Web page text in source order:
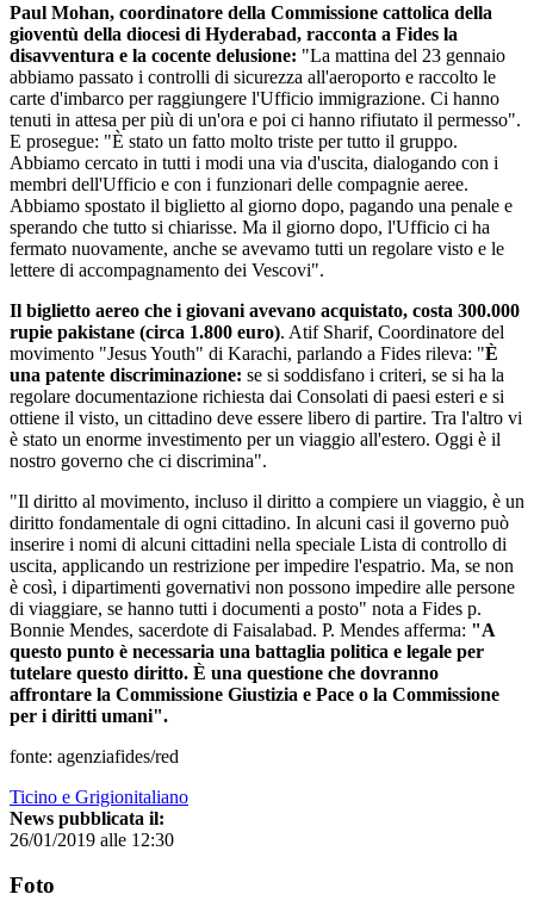
Paul Mohan, coordinatore della Commissione cattolica della
gioventù della diocesi di Hyderabad, racconta a Fides la
disavventura e la cocente delusione: "La mattina del 23 gennaio
abbiamo passato i controlli di sicurezza all'aeroporto e raccolto le
carte d'imbarco per raggiungere l'Ufficio immigrazione. Ci hanno
tenuti in attesa per più di un'ora e poi ci hanno rifiutato il permesso".
E prosegue: "È stato un fatto molto triste per tutto il gruppo.
Abbiamo cercato in tutti i modi una via d'uscita, dialogando con i
membri dell'Ufficio e con i funzionari delle compagnie aeree.
Abbiamo spostato il biglietto al giorno dopo, pagando una penale e
sperando che tutto si chiarisse. Ma il giorno dopo, l'Ufficio ci ha
fermato nuovamente, anche se avevamo tutti un regolare visto e le
lettere di accompagnamento dei Vescovi".
Il biglietto aereo che i giovani avevano acquistato, costa 300.000
rupie pakistane (circa 1.800 euro). Atif Sharif, Coordinatore del
movimento "Jesus Youth" di Karachi, parlando a Fides rileva: "È
una patente discriminazione: se si soddisfano i criteri, se si ha la
regolare documentazione richiesta dai Consolati di paesi esteri e si
ottiene il visto, un cittadino deve essere libero di partire. Tra l'altro vi
è stato un enorme investimento per un viaggio all'estero. Oggi è il
nostro governo che ci discrimina".
"Il diritto al movimento, incluso il diritto a compiere un viaggio, è un
diritto fondamentale di ogni cittadino. In alcuni casi il governo può
inserire i nomi di alcuni cittadini nella speciale Lista di controllo di
uscita, applicando un restrizione per impedire l'espatrio. Ma, se non
è così, i dipartimenti governativi non possono impedire alle persone
di viaggiare, se hanno tutti i documenti a posto" nota a Fides p.
Bonnie Mendes, sacerdote di Faisalabad. P. Mendes afferma: "A
questo punto è necessaria una battaglia politica e legale per
tutelare questo diritto. È una questione che dovranno
affrontare la Commissione Giustizia e Pace o la Commissione
per i diritti umani".
fonte: agenziafides/red
Ticino e Grigionitaliano
News pubblicata il:
26/01/2019 alle 12:30
Foto